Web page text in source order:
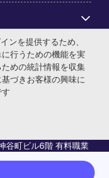
ル・ジャパン株式会
谷町ビル6階 有料職業
働者派遣事業許可番
ンを提供するため、
行うための機能を実
めの統計情報を収集
づきお客様の興味に